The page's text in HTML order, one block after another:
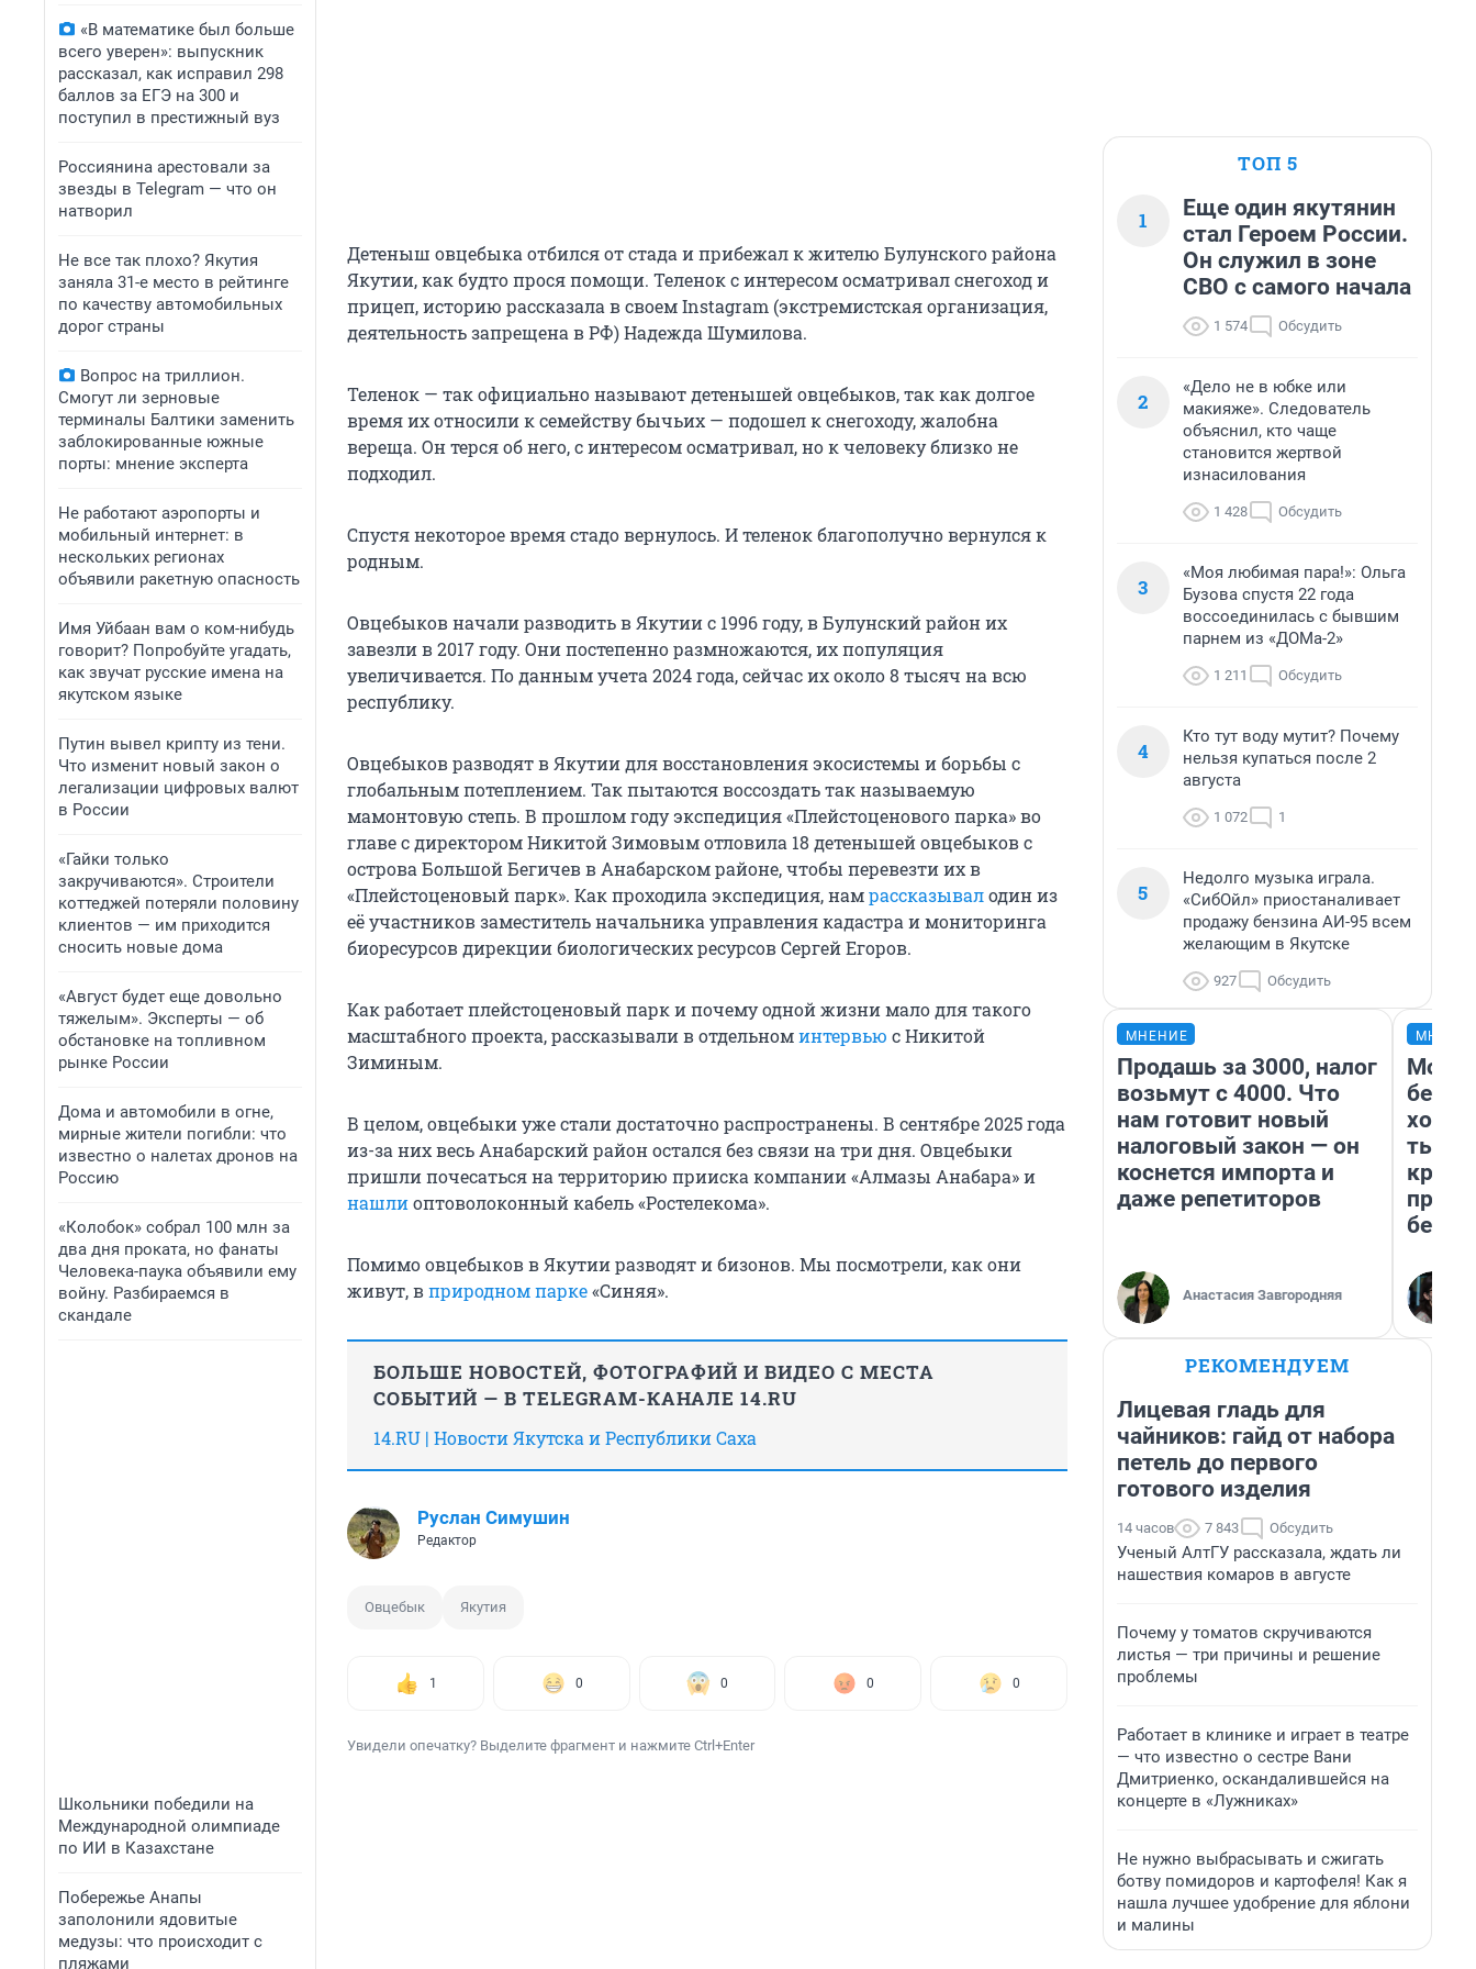
«В математике был больше
всего уверен»: выпускник
рассказал, как исправил 298
баллов за ЕГЭ на 300 и
поступил в престижный вуз
Россиянина арестовали за
звезды в Telegram — что он
натворил
Не все так плохо? Якутия
заняла 31-е место в рейтинге
по качеству автомобильных
дорог страны
Вопрос на триллион.
Смогут ли зерновые
терминалы Балтики заменить
заблокированные южные
порты: мнение эксперта
Не работают аэропорты и
мобильный интернет: в
нескольких регионах
объявили ракетную опасность
Имя Уйбаан вам о ком-нибудь
говорит? Попробуйте угадать,
как звучат русские имена на
якутском языке
Путин вывел крипту из тени.
Что изменит новый закон о
легализации цифровых валют
в России
«Гайки только
закручиваются». Строители
коттеджей потеряли половину
клиентов — им приходится
сносить новые дома
«Август будет еще довольно
тяжелым». Эксперты — об
обстановке на топливном
рынке России
Дома и автомобили в огне,
мирные жители погибли: что
известно о налетах дронов на
Россию
«Колобок» собрал 100 млн за
два дня проката, но фанаты
Человека-паука объявили ему
войну. Разбираемся в
скандале
Школьники победили на
Международной олимпиаде
по ИИ в Казахстане
Побережье Анапы
заполонили ядовитые
медузы: что происходит с
пляжами
Детеныш овцебыка отбился от стада и прибежал к жителю Булунского района
Якутии, как будто прося помощи. Теленок с интересом осматривал снегоход и
прицеп, историю рассказала в своем Instagram (экстремистская организация,
деятельность запрещена в РФ) Надежда Шумилова.
Теленок — так официально называют детенышей овцебыков, так как долгое
время их относили к семейству бычьих — подошел к снегоходу, жалобна
вереща. Он терся об него, с интересом осматривал, но к человеку близко не
подходил.
Спустя некоторое время стадо вернулось. И теленок благополучно вернулся к
родным.
Овцебыков начали разводить в Якутии с 1996 году, в Булунский район их
завезли в 2017 году. Они постепенно размножаются, их популяция
увеличивается. По данным учета 2024 года, сейчас их около 8 тысяч на всю
республику.
Овцебыков разводят в Якутии для восстановления экосистемы и борьбы с
глобальным потеплением. Так пытаются воссоздать так называемую
мамонтовую степь. В прошлом году экспедиция «Плейстоценового парка» во
главе с директором Никитой Зимовым отловила 18 детенышей овцебыков с
острова Большой Бегичев в Анабарском районе, чтобы перевезти их в
«Плейстоценовый парк». Как проходила экспедиция, намрассказывалодин из
её участников заместитель начальника управления кадастра и мониторинга
биоресурсов дирекции биологических ресурсов Сергей Егоров.
Как работает плейстоценовый парк и почему одной жизни мало для такого
масштабного проекта, рассказывали в отдельноминтервью с Никитой
Зиминым.
В целом, овцебыки уже стали достаточно распространены. В сентябре 2025 года
из-за них весь Анабарский район остался без связи на три дня. Овцебыки
пришли почесаться на территорию прииска компании «Алмазы Анабара» и
нашлиоптоволоконный кабель «Ростелекома».
Помимо овцебыков в Якутии разводят и бизонов. Мы посмотрели, как они
живут, вприродном парке«Синяя».
БОЛЬШЕ НОВОСТЕЙ, ФОТОГРАФИЙ И ВИДЕО С МЕСТА
СОБЫТИЙ — В TELEGRAM-КАНАЛЕ 14.RU
14.RU | Новости Якутска и Республики Саха
Руслан Симушин
Редактор
Овцебык Якутия
1 0 0 0 0
Увидели опечатку? Выделите фрагмент и нажмите Ctrl+Enter
ТОП 5
1
Еще один якутянин
стал Героем России.
Он служил в зоне
СВО с самого начала
1 574 Обсудить
2
«Дело не в юбке или
макияже». Следователь
объяснил, кто чаще
становится жертвой
изнасилования
1 428 Обсудить
3
«Моя любимая пара!»: Ольга
Бузова спустя 22 года
воссоединилась с бывшим
парнем из «ДОМа-2»
1 211 Обсудить
4
Кто тут воду мутит? Почему
нельзя купаться после 2
августа
1 072 1
5
Недолго музыка играла.
«СибОйл» приостаналивает
продажу бензина АИ-95 всем
желающим в Якутске
927 Обсудить
МНЕНИЕ
Продашь за 3000, налог
возьмут с 4000. Что
нам готовит новый
налоговый закон — он
коснется импорта и
даже репетиторов
Анастасия Завгородняя
Мой
РЕКОМЕНДУЕМ
Лицевая гладь для
чайников: гайд от набора
петель до первого
готового изделия
14 часов 7 843 Обсудить
Ученый АлтГУ рассказала, ждать ли
нашествия комаров в августе
Почему у томатов скручиваются
листья — три причины и решение
проблемы
Работает в клинике и играет в театре
— что известно о сестре Вани
Дмитриенко, оскандалившейся на
концерте в «Лужниках»
Не нужно выбрасывать и сжигать
ботву помидоров и картофеля! Как я
нашла лучшее удобрение для яблони
и малины